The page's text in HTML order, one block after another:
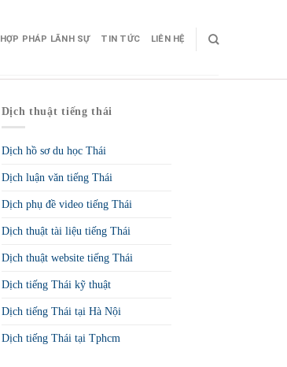
HỢP PHÁP LÃNH SỰ TIN TỨC LIÊN HỆ
Dịch thuật tiếng thái
Dịch hồ sơ du học Thái
Dịch luận văn tiếng Thái
Dịch phụ đề video tiếng Thái
Dịch thuật tài liệu tiếng Thái
Dịch thuật website tiếng Thái
Dịch tiếng Thái kỹ thuật
Dịch tiếng Thái tại Hà Nội
Dịch tiếng Thái tại Tphcm